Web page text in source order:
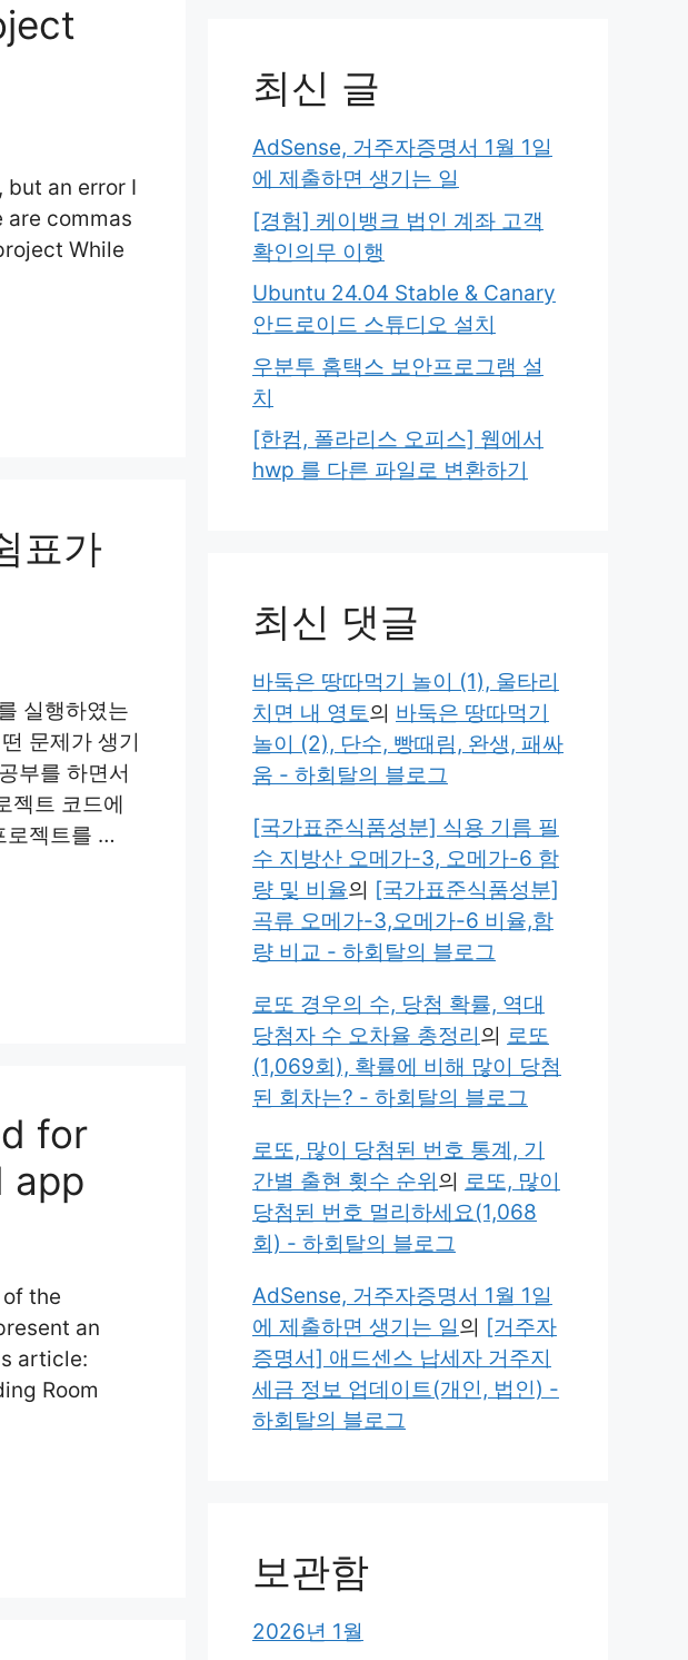
an error I
are commas
While
표가
실행하였는
문제가 생기
부를 하면서
젝트 코드에
로젝트를 …
for
app
the
an
article:
Room
최신 글
AdSense, 거주자증명서 1월 1일
에 제출하면 생기는 일
[경험] 케이뱅크 법인 계좌 고객
확인의무 이행
Ubuntu 24.04 Stable & Canary
안드로이드 스튜디오 설치
우분투 홈택스 보안프로그램 설
치
[한컴, 폴라리스 오피스] 웹에서
hwp 를 다른 파일로 변환하기
최신 댓글
바둑은 땅따먹기 놀이 (1), 울타리
치면 내 영토의 바둑은 땅따먹기
놀이 (2), 단수, 빵때림, 완생, 패싸
움 - 하회탈의 블로그
[국가표준식품성분] 식용 기름 필
수 지방산 오메가-3, 오메가-6 함
량 및 비율의 [국가표준식품성분]
곡류 오메가-3,오메가-6 비율,함
량 비교 - 하회탈의 블로그
로또 경우의 수, 당첨 확률, 역대
당첨자 수 오차율 총정리의 로또
(1,069회), 확률에 비해 많이 당첨
된 회차는? - 하회탈의 블로그
로또, 많이 당첨된 번호 통계, 기
간별 출현 횟수 순위의 로또, 많이
당첨된 번호 멀리하세요(1,068
회) - 하회탈의 블로그
AdSense, 거주자증명서 1월 1일
에 제출하면 생기는 일의 [거주자
증명서] 애드센스 납세자 거주지
세금 정보 업데이트(개인, 법인) -
하회탈의 블로그
보관함
2026년 1월